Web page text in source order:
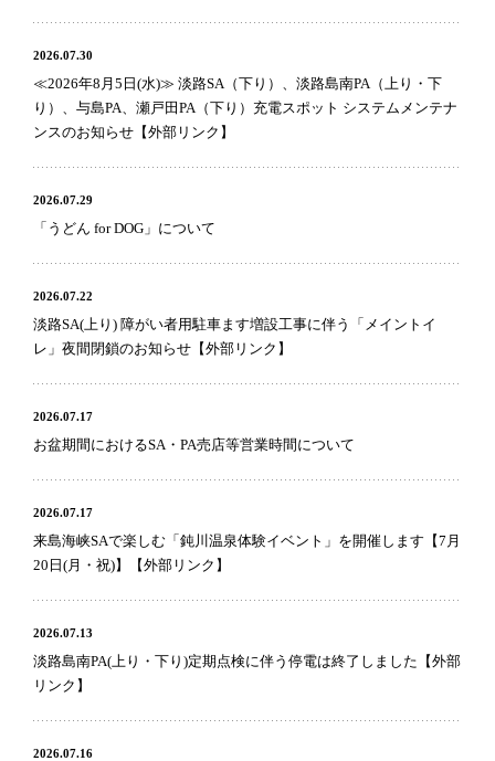
2026.07.30
≪2026年8月5日(水)≫ 淡路SA（下り）、淡路島南PA（上り・下
り）、与島PA、瀬戸田PA（下り）充電スポット システムメンテナ
ンスのお知らせ【外部リンク】
2026.07.29
「うどん for DOG」について
2026.07.22
淡路SA(上り) 障がい者用駐車ます増設工事に伴う「メイントイ
レ」夜間閉鎖のお知らせ【外部リンク】
2026.07.17
お盆期間におけるSA・PA売店等営業時間について
2026.07.17
来島海峡SAで楽しむ「鈍川温泉体験イベント」を開催します【7月
20日(月・祝)】【外部リンク】
2026.07.13
淡路島南PA(上り・下り)定期点検に伴う停電は終了しました【外部
リンク】
2026.07.16